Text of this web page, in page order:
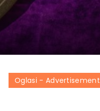
Oglasi - Advertisement